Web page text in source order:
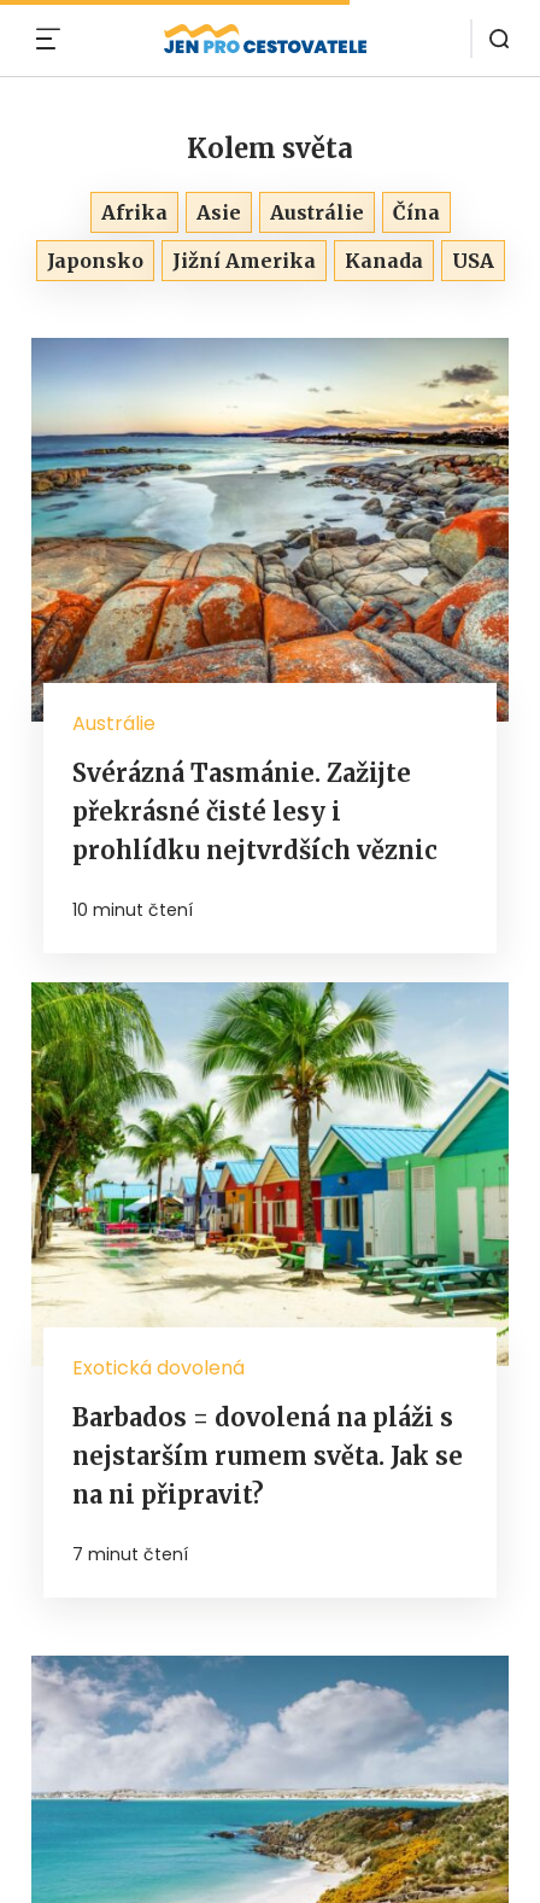
Kolem světa
Afrika Asie Austrálie
Čína
Japonsko
Jižní Amerika Kanada USA
Austrálie
Svérázná Tasmánie. Zažijte
překrásné čisté lesy i
prohlídku nejtvrdších věznic
10 minut čtení
Exotická dovolená
Barbados = dovolená na pláži s
nejstarším rumem světa. Jak se
na ni připravit?
7 minut čtení